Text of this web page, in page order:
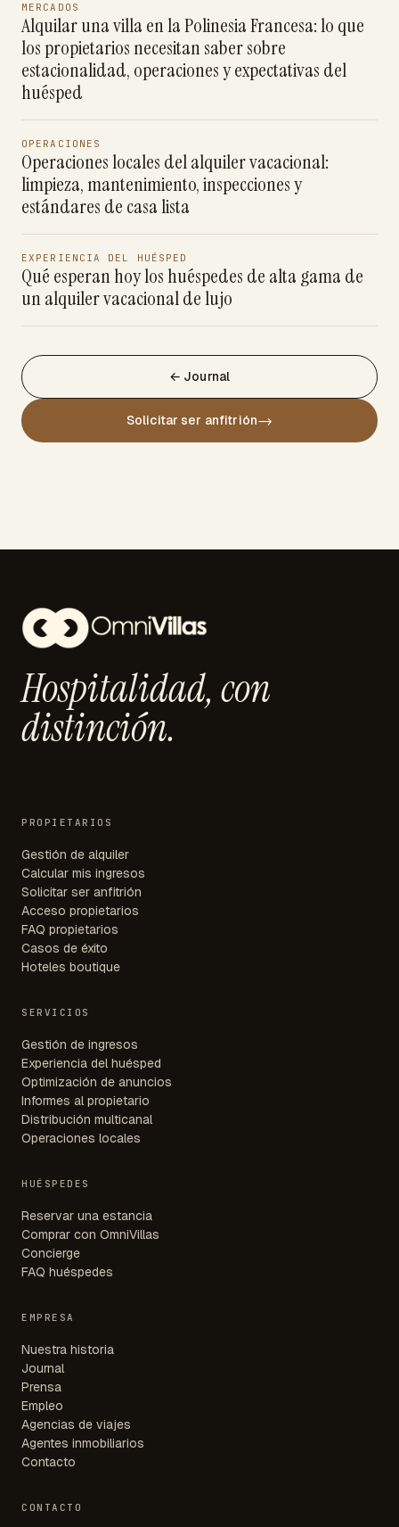
MERCADOS
Alquilar una villa en la Polinesia Francesa: lo que
los propietarios necesitan saber sobre
estacionalidad, operaciones y expectativas del
huésped
OPERACIONES
Operaciones locales del alquiler vacacional:
limpieza, mantenimiento, inspecciones y
estándares de casa lista
EXPERIENCIA DEL HUÉSPED
Qué esperan hoy los huéspedes de alta gama de
un alquiler vacacional de lujo
← Journal
Solicitar ser anfitrión→
Hospitalidad, con
distinción.
PROPIETARIOS
Gestión de alquiler
Calcular mis ingresos
Solicitar ser anfitrión
Acceso propietarios
FAQ propietarios
Casos de éxito
Hoteles boutique
SERVICIOS
Gestión de ingresos
Experiencia del huésped
Optimización de anuncios
Informes al propietario
Distribución multicanal
Operaciones locales
HUÉSPEDES
Reservar una estancia
Comprar con OmniVillas
Concierge
FAQ huéspedes
EMPRESA
Nuestra historia
Journal
Prensa
Empleo
Agencias de viajes
Agentes inmobiliarios
Contacto
CONTACTO